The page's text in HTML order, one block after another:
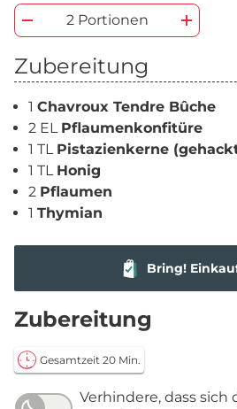
2 Portionen
Zubereitung
1 Chavroux Tendre Bûche
2 EL Pflaumenkonfitüre
1 TL Pistazienkerne
1 TL Honig
2 Pflaumen
1 Thymian
Bring!
Zubereitung
Gesamtzeit 20 Min.
Verhindere, dass sich